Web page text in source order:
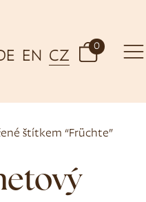
EN CZ
0
štítkem “Früchte”